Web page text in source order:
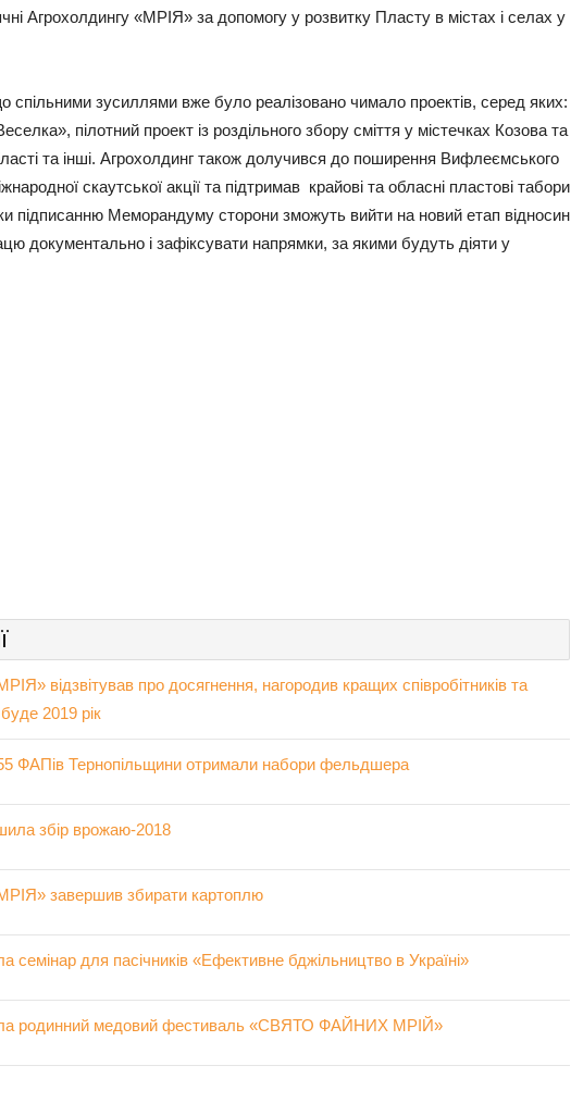
Агрохолдингу «МРІЯ» за допомогу у розвитку Пласту в містах і селах у
спільними зусиллями вже було реалізовано чимало проектів, серед яких:
пілотний проект із роздільного збору сміття у містечках Козова та
та інші. Агрохолдинг також долучився до поширення Вифлеємського
скаутської акції та підтримав крайові та обласні пластові табори
підписанню Меморандуму сторони зможуть вийти на новий етап відносин
документально і зафіксувати напрямки, за якими будуть діяти у
відзвітував про досягнення, нагородив кращих співробітників та
2019 рік
ФАПів Тернопільщини отримали набори фельдшера
збір врожаю-2018
завершив збирати картоплю
семінар для пасічників «Ефективне бджільництво в Україні»
родинний медовий фестиваль «СВЯТО ФАЙНИХ МРІЙ»